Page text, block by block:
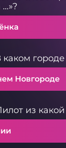
каком
Новгороде
из